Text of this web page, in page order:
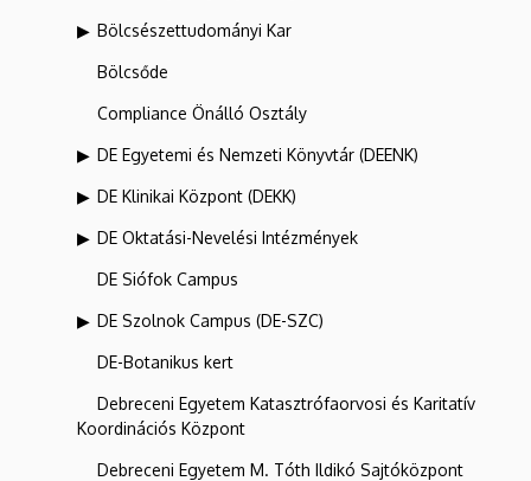
Bölcsészettudományi Kar
Bölcsőde
Compliance Önálló Osztály
DE Egyetemi és Nemzeti Könyvtár (DEENK)
DE Klinikai Központ (DEKK)
DE Oktatási-Nevelési Intézmények
DE Siófok Campus
DE Szolnok Campus (DE-SZC)
DE-Botanikus kert
Debreceni Egyetem Katasztrófaorvosi és Karitatív
Koordinációs Központ
Debreceni Egyetem M. Tóth Ildikó Sajtóközpont